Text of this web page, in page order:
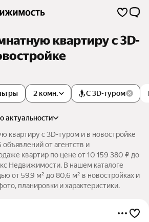
квартиру c 3D-
2 комн. С 3D-туром
по актуальности
квартиру c 3D-туром и в новостройке
от агентств и
квартир по цене от 10 159 380 ₽ до
Недвижимости. В нашем каталоге
от 59,9 м² до 80,6 м² в новостройках и
планировки и характеристики.